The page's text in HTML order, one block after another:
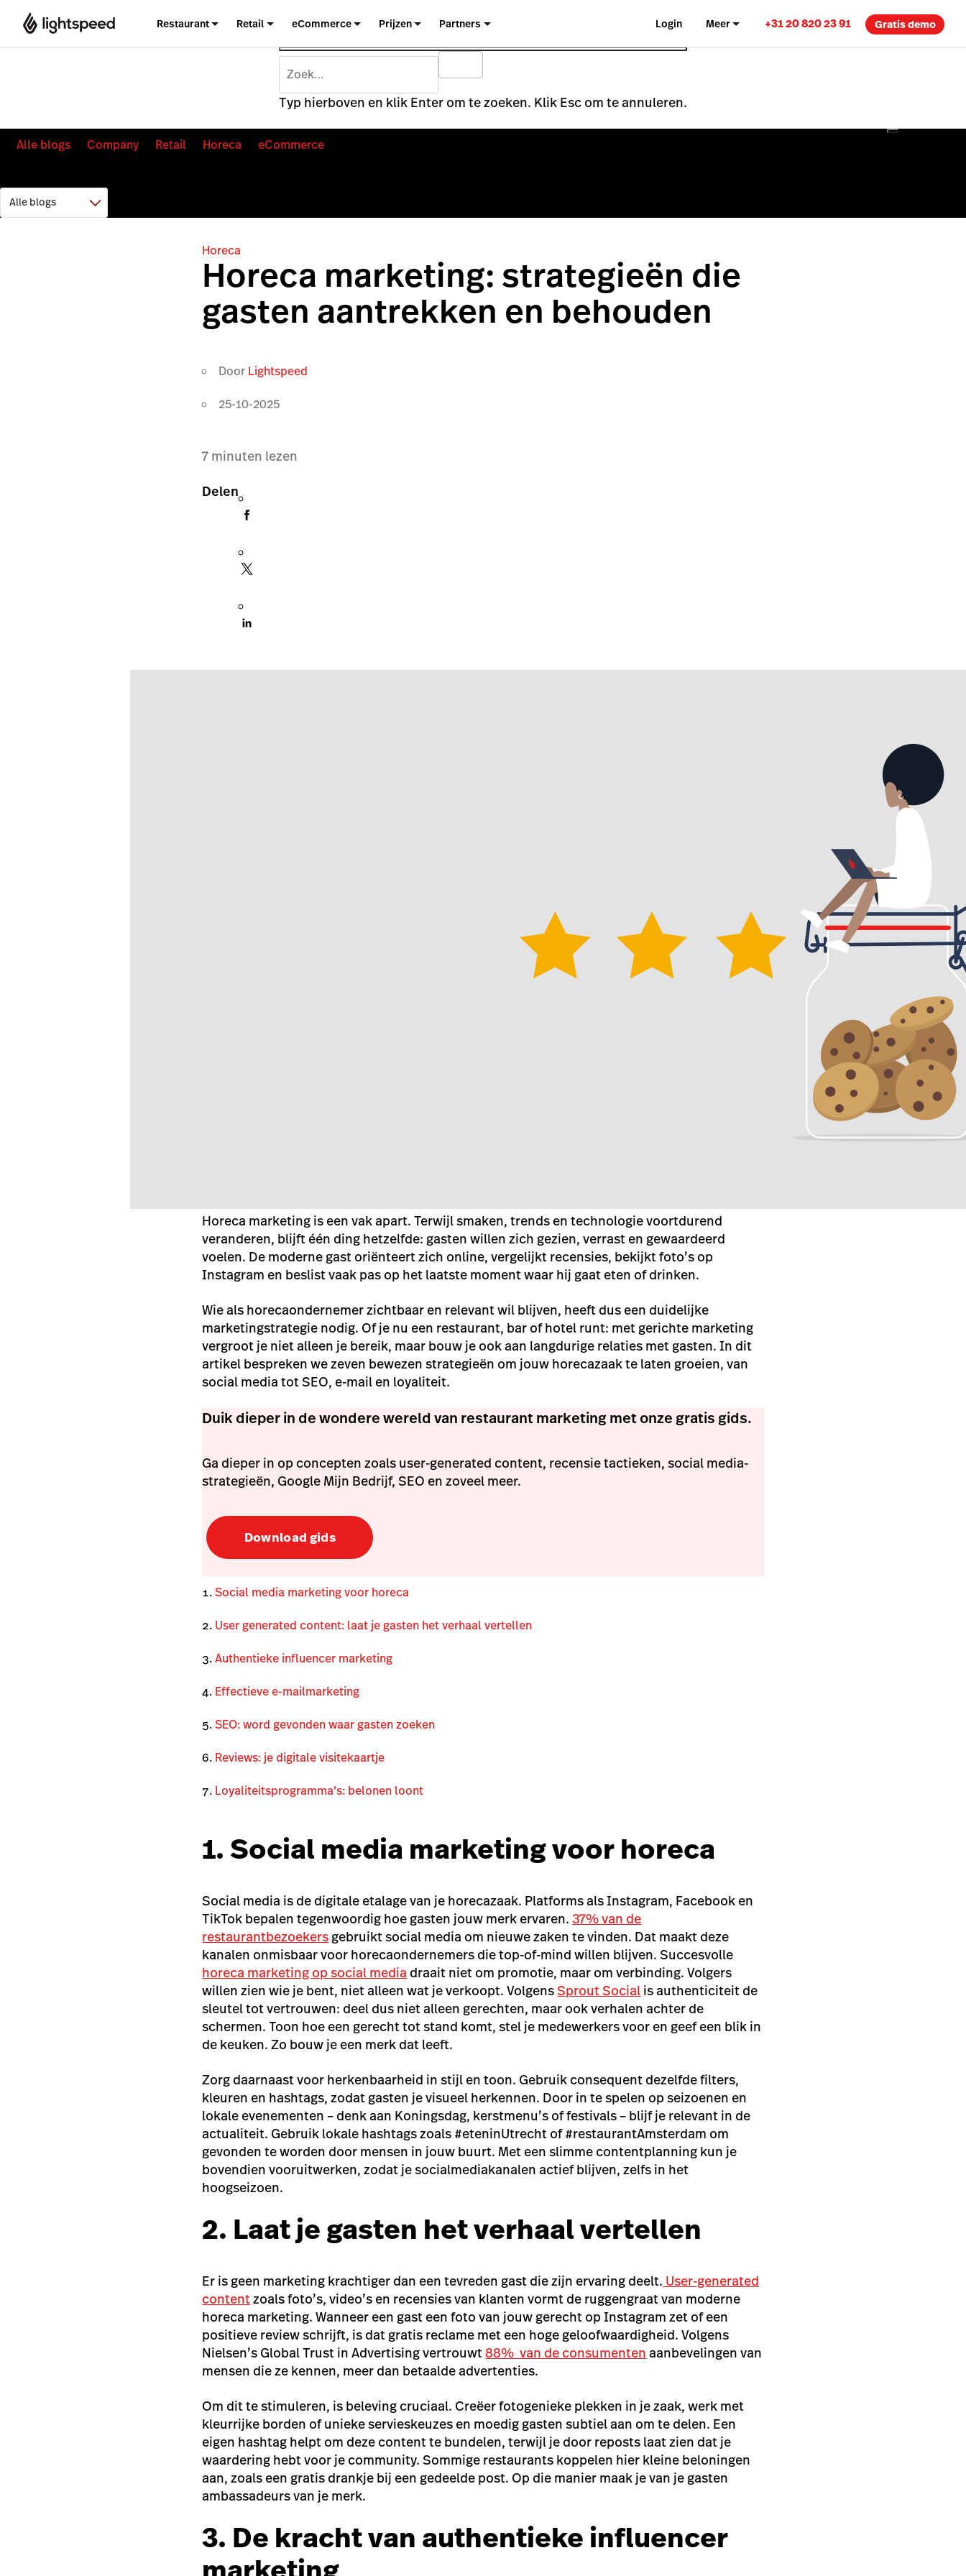
Restaurant Retail eCommerce Prijzen Partners Login Meer +31 20 820 23 91 Gratis demo
Typ hierboven en klik Enter om te zoeken. Klik Esc om te annuleren.
Alle blogs Company Retail Horeca eCommerce
Horeca
Horeca marketing: strategieën die
gasten aantrekken en behouden
Door Lightspeed
25-10-2025
7 minuten lezen
Delen
Horeca marketing is een vak apart. Terwijl smaken, trends en technologie voortdurend
veranderen, blijft één ding hetzelfde: gasten willen zich gezien, verrast en gewaardeerd
voelen. De moderne gast oriënteert zich online, vergelijkt recensies, bekijkt foto’s op
Instagram en beslist vaak pas op het laatste moment waar hij gaat eten of drinken.
Wie als horecaondernemer zichtbaar en relevant wil blijven, heeft dus een duidelijke
marketingstrategie nodig. Of je nu een restaurant, bar of hotel runt: met gerichte marketing
vergroot je niet alleen je bereik, maar bouw je ook aan langdurige relaties met gasten. In dit
artikel bespreken we zeven bewezen strategieën om jouw horecazaak te laten groeien, van
social media tot SEO, e-mail en loyaliteit.
Duik dieper in de wondere wereld van restaurant marketing met onze gratis gids.
Ga dieper in op concepten zoals user-generated content, recensie tactieken, social media-
strategieën, Google Mijn Bedrijf, SEO en zoveel meer.
Download gids
Social media marketing voor horeca
User generated content: laat je gasten het verhaal vertellen
Authentieke influencer marketing
Effectieve e-mailmarketing
SEO: word gevonden waar gasten zoeken
Reviews: je digitale visitekaartje
Loyaliteitsprogramma’s: belonen loont
1. Social media marketing voor horeca
Social media is de digitale etalage van je horecazaak. Platforms als Instagram, Facebook en
TikTok bepalen tegenwoordig hoe gasten jouw merk ervaren.37% van de
restaurantbezoekers gebruikt social media om nieuwe zaken te vinden. Dat maakt deze
kanalen onmisbaar voor horecaondernemers die top-of-mind willen blijven. Succesvolle
horeca marketing op social media draait niet om promotie, maar om verbinding. Volgers
willen zien wie je bent, niet alleen wat je verkoopt. VolgensSprout Social is authenticiteit de
sleutel tot vertrouwen: deel dus niet alleen gerechten, maar ook verhalen achter de
schermen. Toon hoe een gerecht tot stand komt, stel je medewerkers voor en geef een blik in
de keuken. Zo bouw je een merk dat leeft.
Zorg daarnaast voor herkenbaarheid in stijl en toon. Gebruik consequent dezelfde filters,
kleuren en hashtags, zodat gasten je visueel herkennen. Door in te spelen op seizoenen en
lokale evenementen – denk aan Koningsdag, kerstmenu’s of festivals – blijf je relevant in de
actualiteit. Gebruik lokale hashtags zoals #eteninUtrecht of #restaurantAmsterdam om
gevonden te worden door mensen in jouw buurt. Met een slimme contentplanning kun je
bovendien vooruitwerken, zodat je socialmediakanalen actief blijven, zelfs in het
hoogseizoen.
2. Laat je gasten het verhaal vertellen
Er is geen marketing krachtiger dan een tevreden gast die zijn ervaring deelt. User-generated
contentzoals foto’s, video’s en recensies van klanten vormt de ruggengraat van moderne
horeca marketing. Wanneer een gast een foto van jouw gerecht op Instagram zet of een
positieve review schrijft, is dat gratis reclame met een hoge geloofwaardigheid. Volgens
Nielsen’s Global Trust in Advertising vertrouwt88% van de consumenten aanbevelingen van
mensen die ze kennen, meer dan betaalde advertenties.
Om dit te stimuleren, is beleving cruciaal. Creëer fotogenieke plekken in je zaak, werk met
kleurrijke borden of unieke servieskeuzes en moedig gasten subtiel aan om te delen. Een
eigen hashtag helpt om deze content te bundelen, terwijl je door reposts laat zien dat je
waardering hebt voor je community. Sommige restaurants koppelen hier kleine beloningen
aan, zoals een gratis drankje bij een gedeelde post. Op die manier maak je van je gasten
ambassadeurs van je merk.
3. De kracht van authentieke influencer